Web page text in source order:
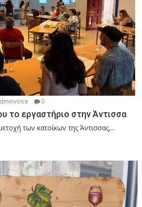
0
το εργαστήριο στην Άντισσα
των κατοίκων της Άντισσας,...